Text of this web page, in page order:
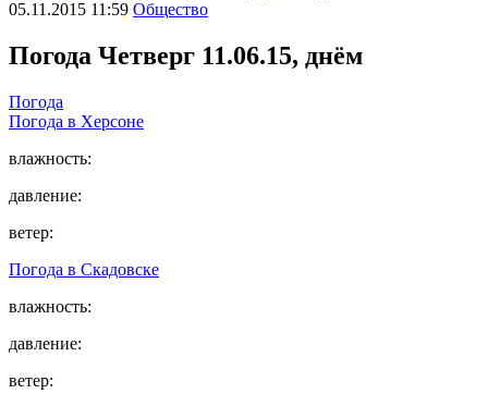
05.11.2015 11:59 Общество
Погода Четверг 11.06.15, днём
Погода
Погода в Херсоне
влажность:
давление:
ветер:
Погода в Скадовске
влажность:
давление:
ветер: